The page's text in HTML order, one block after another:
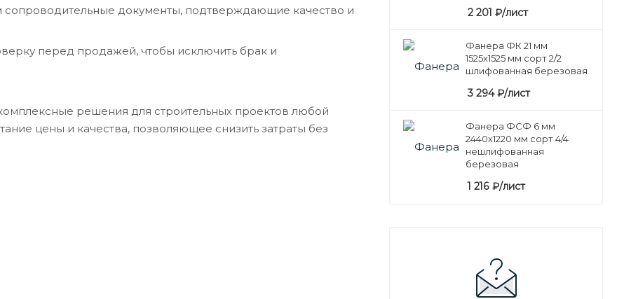
документы, подтверждающие качество и
перед продажей, чтобы исключить брак и
решения для строительных проектов любой
цены и качества, позволяющее снизить затраты без
2 201 ₽/лист
Фанера ФК 21 мм
1525х1525 мм сорт 2/2
шлифованная березовая
3 294₽/лист
Фанера ФСФ 6 мм
2440х1220 мм сорт 4/4
нешлифованная
березовая
1 216 ₽/лист